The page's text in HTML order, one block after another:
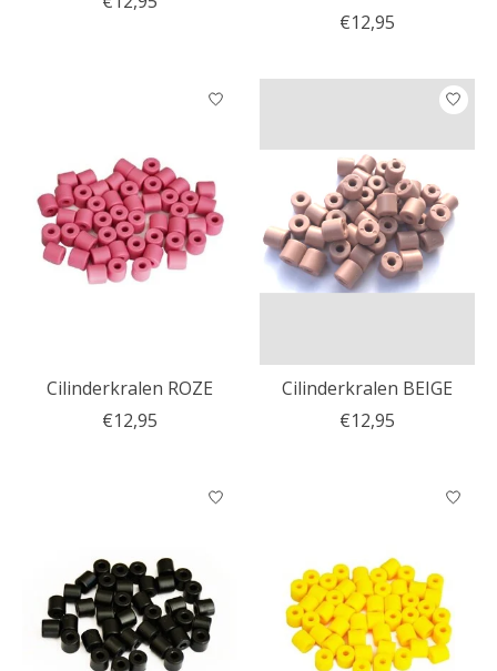
€12,95
Cilinderkralen ROZE
€12,95
Cilinderkralen BEIGE
€12,95